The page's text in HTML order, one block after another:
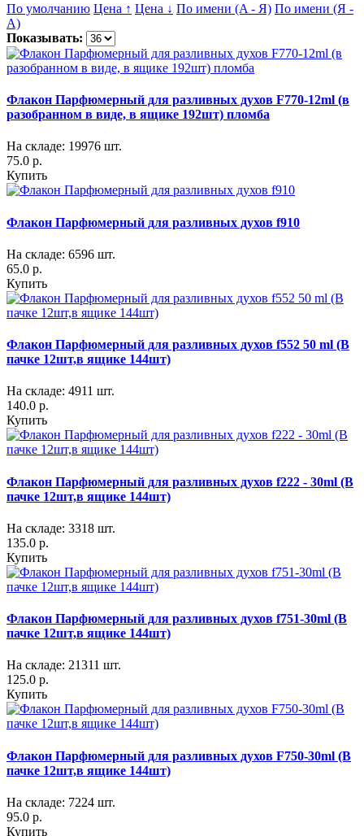
По умолчанию Цена ↑ Цена ↓ По имени (A - Я) По имени (Я -
A)
Показывать:
Флакон Парфюмерный для разливных духов F770-12ml (в
разобранном в виде, в ящике 192шт) пломба
На складе: 19976 шт.
75.0 р.
Купить
Флакон Парфюмерный для разливных духов f910
На складе: 6596 шт.
65.0 р.
Купить
Флакон Парфюмерный для разливных духов f552 50 ml (В
пачке 12шт,в ящике 144шт)
На складе: 4911 шт.
140.0 р.
Купить
Флакон Парфюмерный для разливных духов f222 - 30ml (В
пачке 12шт,в ящике 144шт)
На складе: 3318 шт.
135.0 р.
Купить
Флакон Парфюмерный для разливных духов f751-30ml (В
пачке 12шт,в ящике 144шт)
На складе: 21311 шт.
125.0 р.
Купить
Флакон Парфюмерный для разливных духов F750-30ml (В
пачке 12шт,в ящике 144шт)
На складе: 7224 шт.
95.0 р.
Купить